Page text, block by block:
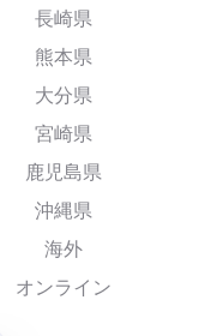
長崎県
熊本県
大分県
宮崎県
鹿児島県
沖縄県
海外
オンライン